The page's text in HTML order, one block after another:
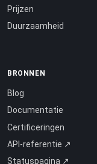
Prijzen
Duurzaamheid
BRONNEN
Blog
Documentatie
Certificeringen
API-referentie ↗
Statuspagina ↗